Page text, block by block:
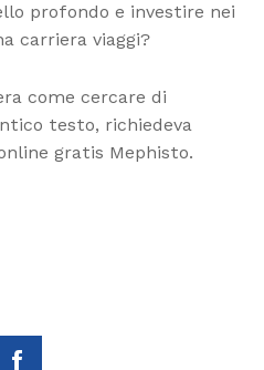
profondo e investire nei
carriera viaggi?
come cercare di
testo, richiedeva
gratis Mephisto.